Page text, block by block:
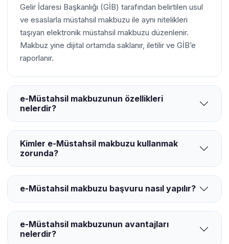
Gelir İdaresi Başkanlığı (GİB) tarafından belirtilen usul
ve esaslarla müstahsil makbuzu ile aynı nitelikleri
taşıyan elektronik müstahsil makbuzu düzenlenir.
Makbuz yine dijital ortamda saklanır, iletilir ve GİB’e
raporlanır.
e-Müstahsil makbuzunun özellikleri
nelerdir?
Kimler e-Müstahsil makbuzu kullanmak
zorunda?
e-Müstahsil makbuzu başvuru nasıl yapılır?
e-Müstahsil makbuzunun avantajları
nelerdir?